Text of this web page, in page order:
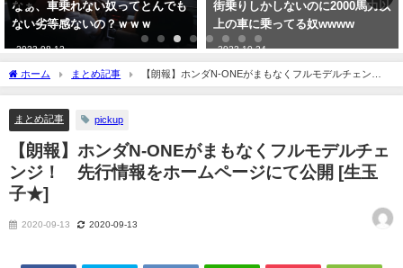
なぁ、車乗れない奴ってとんでも
ない劣等感ないの？ｗｗｗ
2023-08-12
街乗りしかしないのに2000馬力以
上の車に乗ってる奴wwww
2022-10-24
ホーム まとめ記事
【朗報】ホンダN-ONEがまもなくフルモデルチェン
ジ！ 先行情報をホームページにて公開 [生玉子★]
まとめ記事 pickup
【朗報】ホンダN-ONEがまもなくフルモデルチェ
ンジ！ 先行情報をホームページにて公開 [生玉
子★]
2020-09-13 2020-09-13